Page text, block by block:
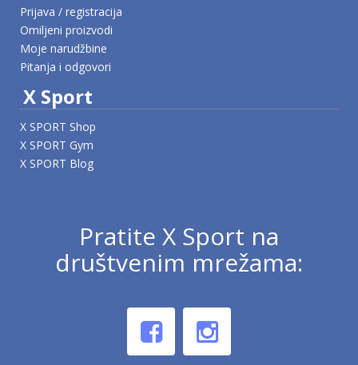
Prijava / registracija
Omiljeni proizvodi
Moje narudžbine
Pitanja i odgovori
X Sport
X SPORT Shop
X SPORT Gym
X SPORT Blog
Pratite X Sport na
društvenim mrežama: